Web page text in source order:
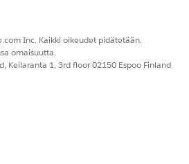
Inc. Kaikki oikeudet pidätetään.
omaisuutta.
Keilaranta 1, 3rd floor 02150 Espoo Finland